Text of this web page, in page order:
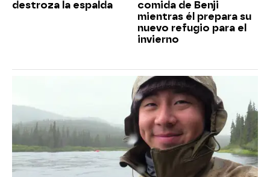
destroza la espalda
comida de Benji
mientras él prepara su
nuevo refugio para el
invierno